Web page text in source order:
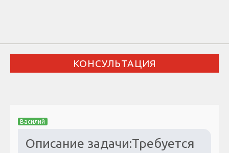
КОНСУЛЬТАЦИЯ
Василий
Описание задачи:Требуется